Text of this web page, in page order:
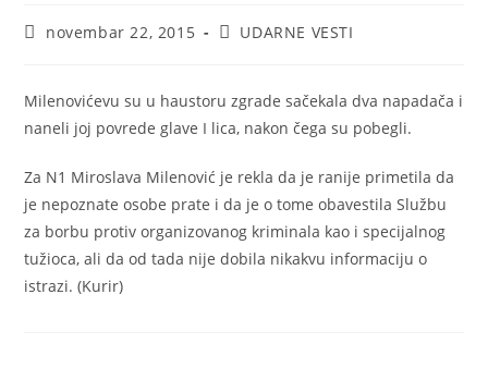
Postnovembar 22, 2015
PostUDARNE VESTI
Milenovićevu su u haustoru zgrade sačekala dva napadača i
naneli joj povrede glave I lica, nakon čega su pobegli.
Za N1 Miroslava Milenović je rekla da je ranije primetila da
je nepoznate osobe prate i da je o tome obavestila Službu
za borbu protiv organizovanog kriminala kao i specijalnog
tužioca, ali da od tada nije dobila nikakvu informaciju o
istrazi. (Kurir)